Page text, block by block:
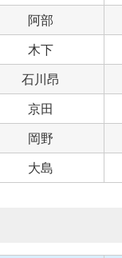
阿部
木下
石川昂
京田
岡野
大島